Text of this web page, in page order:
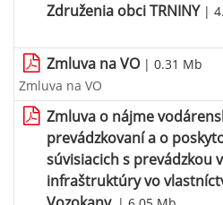
Združenia obci TRNINY|
Zmluva na VO | 0.31 Mb
Zmluva na VO
Zmluva o nájme
prevádzkovaní a o
súvisiacich s prevádzkou
infraštruktúry vo